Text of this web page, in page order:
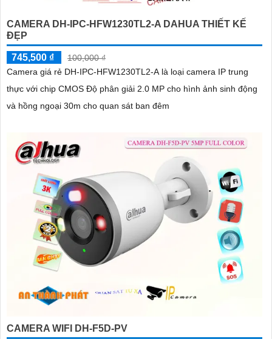
CAMERA DH-IPC-HFW1230TL2-A DAHUA THIẾT KẾ
ĐẸP
745,500 ₫
100,000 ₫
Camera giá rẻ DH-IPC-HFW1230TL2-A là loại camera IP trung
thực với chip CMOS Độ phân giải 2.0 MP cho hình ảnh sinh động
và hồng ngoại 30m cho quan sát ban đêm
CAMERA WIFI DH-F5D-PV